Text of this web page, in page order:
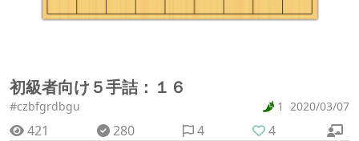
初級者向け５手詰：１６
#czbfgrdbgu 1 2020/03/07
421 280 4 4